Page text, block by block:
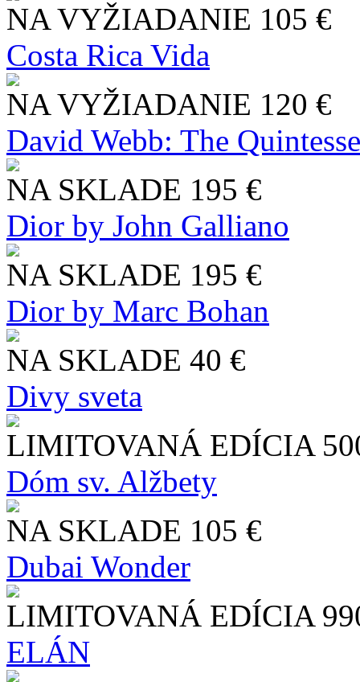
NA VYŽIADANIE 105 €
Costa Rica Vida
NA VYŽIADANIE 120 €
David Webb: The
NA SKLADE 195 €
Dior by John Galliano
NA SKLADE 195 €
Dior by Marc Bohan
NA SKLADE 40 €
Divy sveta
LIMITOVANÁ EDÍCIA
Dóm sv. Alžbety
NA SKLADE 105 €
Dubai Wonder
LIMITOVANÁ EDÍCIA
ELÁN